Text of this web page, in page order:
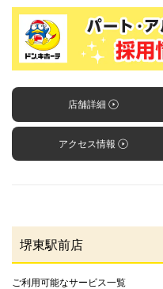
店舗詳細
アクセス情報
堺東駅前店
ご利用可能なサービス一覧